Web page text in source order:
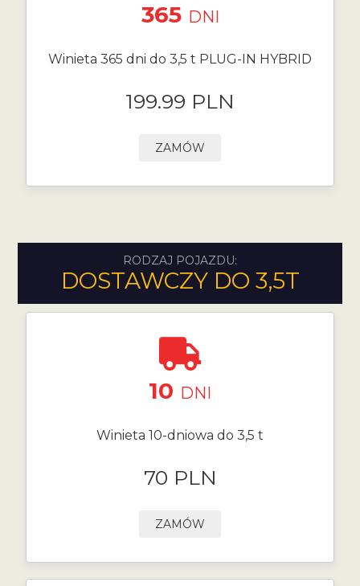
365 DNI
Winieta 365 dni do 3,5 t PLUG-IN HYBRID
199.99 PLN
ZAMÓW
RODZAJ POJAZDU:
DOSTAWCZY DO 3,5T
10 DNI
Winieta 10-dniowa do 3,5 t
70 PLN
ZAMÓW